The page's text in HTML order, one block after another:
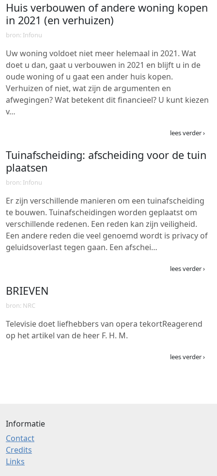
Huis verbouwen of andere woning kopen
in 2021 (en verhuizen)
bron: Infonu
Uw woning voldoet niet meer helemaal in 2021. Wat
doet u dan, gaat u verbouwen in 2021 en blijft u in de
oude woning of u gaat een ander huis kopen.
Verhuizen of niet, wat zijn de argumenten en
afwegingen? Wat betekent dit financieel? U kunt kiezen
v…
lees verder ›
Tuinafscheiding: afscheiding voor de tuin
plaatsen
bron: Infonu
Er zijn verschillende manieren om een tuinafscheiding
te bouwen. Tuinafscheidingen worden geplaatst om
verschillende redenen. Een reden kan zijn veiligheid.
Een andere reden die veel genoemd wordt is privacy of
geluidsoverlast tegen gaan. Een afschei…
lees verder ›
BRIEVEN
bron: NRC
Televisie doet liefhebbers van opera tekortReagerend
op het artikel van de heer F. H. M.
lees verder ›
Informatie
Contact
Credits
Links